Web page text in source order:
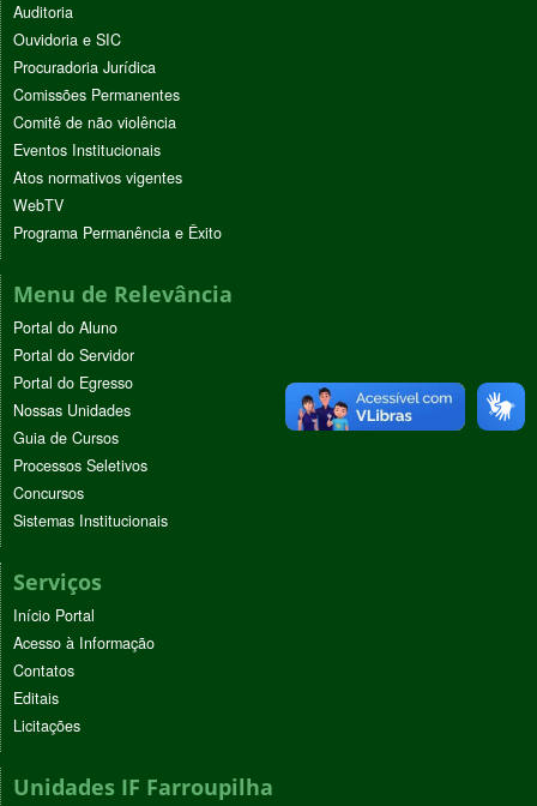
Auditoria
Ouvidoria e SIC
Procuradoria Jurídica
Comissões Permanentes
Comitê de não violência
Eventos Institucionais
Atos normativos vigentes
WebTV
Programa Permanência e Êxito
Menu de Relevância
Portal do Aluno
Portal do Servidor
Portal do Egresso
Nossas Unidades
Guia de Cursos
Processos Seletivos
Concursos
Sistemas Institucionais
Serviços
Início Portal
Acesso à Informação
Contatos
Editais
Licitações
Unidades IF Farroupilha